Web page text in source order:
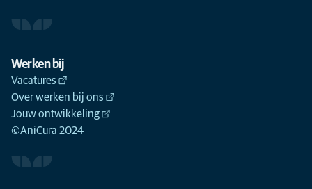
Werken bij
Vacatures
Over werken bij ons
Jouw ontwikkeling
©AniCura 2024